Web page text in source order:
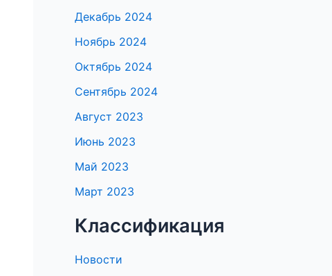
Декабрь 2024
Ноябрь 2024
Октябрь 2024
Сентябрь 2024
Август 2023
Июнь 2023
Май 2023
Март 2023
Классификация
Новости